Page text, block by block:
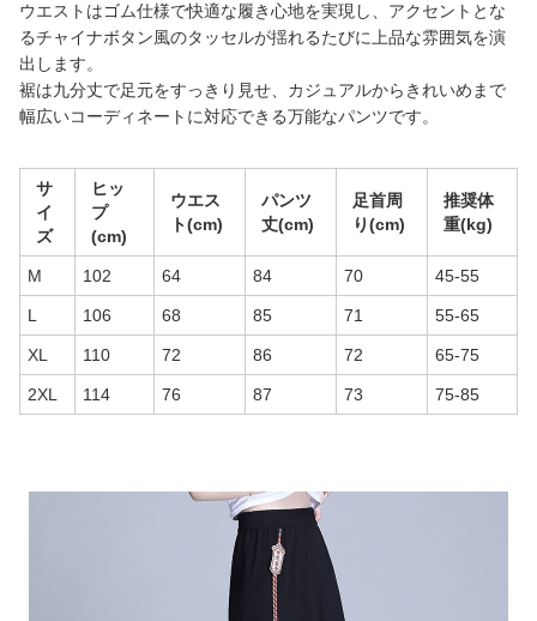
ウエストはゴム仕様で快適な履き心地を実現し、アクセントとな
るチャイナボタン風のタッセルが揺れるたびに上品な雰囲気を演
出します。
裾は九分丈で足元をすっきり見せ、カジュアルからきれいめまで
幅広いコーディネートに対応できる万能なパンツです。
サ
イ
ズ
ヒッ
プ
(cm)
ウエス
ト(cm)
パンツ
丈(cm)
足首周
り(cm)
推奨体
重(kg)
M 102 64 84 70 45-55
L 106 68 85 71 55-65
XL 110 72 86 72 65-75
2XL 114 76 87 73 75-85